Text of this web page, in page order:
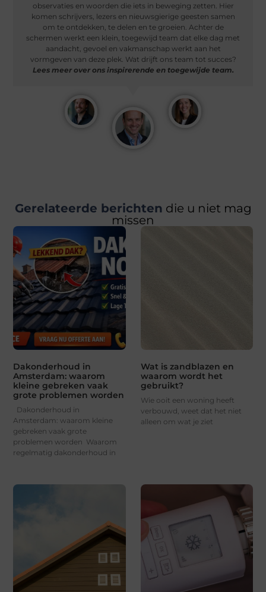
observaties en woorden die iets in beweging zetten. Hier
komen schrijvers, lezers en nieuwsgierige geesten samen
om te ontdekken, te delen en te groeien. Achter de
schermen werkt een klein, toegewijd team dat elke dag met
aandacht, gevoel en vakmanschap werkt aan het
vormgeven van deze plek. Wat drijft ons team tot succes?
Lees meer over ons inspirerende en toegewijde team.
Gerelateerde berichten die u niet mag
missen
Dakonderhoud in
Amsterdam: waarom
kleine gebreken vaak
grote problemen worden
Dakonderhoud in
Amsterdam: waarom kleine
gebreken vaak grote
problemen worden Waarom
regelmatig dakonderhoud in
Wat is zandblazen en
waarom wordt het
gebruikt?
Wie ooit een woning heeft
verbouwd, weet dat het niet
alleen om wat je ziet